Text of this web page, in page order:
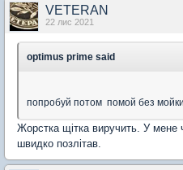
VETERAN
22 лис 2021
optimus prime said
попробуй потом помой без
Жорстка щітка виручить. У мене
швидко позлітав.